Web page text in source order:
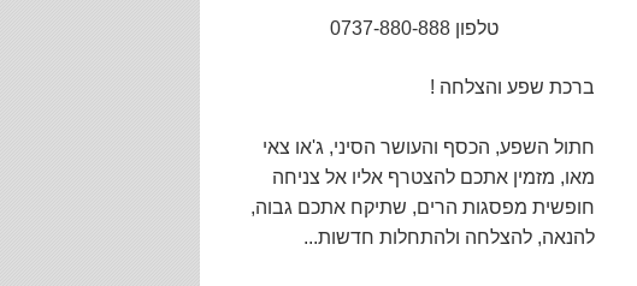
טלפון 0737-880-888
ברכת שפע והצלחה !
חתול השפע, הכסף והעושר הסיני, ג'או צאי
מאו, מזמין אתכם להצטרף אליו אל צניחה
חופשית מפסגות הרים, שתיקח אתכם גבוה,
להנאה, להצלחה ולהתחלות חדשות...